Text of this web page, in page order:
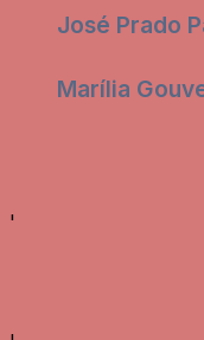
José Prado
Marília
'